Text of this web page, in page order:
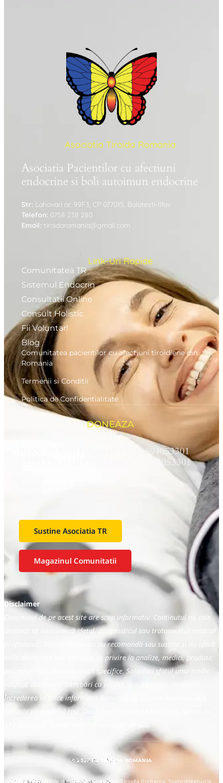
Asociatia Tiroida Romania
Asociatia Pacientilor cu afectiuni
endocrine si boli autoimun endocrine
Str: Lahovari nr. 99F3, CP 077015, Balotesti-Ilfov
Telefon: 0758 238 280
Email: tiroidaromania@gmail.com
Link-Uri Rapide
Comunitatea TR
Sistemul Endocrin
Consultatii Online
Consult Holistic
Fii Voluntar!
Blog
Comunitatea pacientilor cu afectiuni tiroidiene din
Romania
Termenii si Conditii
Politica de Confidentialitate
DONEAZA
RON RO95BTRLRONCRT0594053301
EURO RO45BTRLEURCRT0594053301
Sustine Asociatia TR
Magazinul Comunitatii
Disclaimer
Conținutul de pe acest site are scop informativ. Conținutul nu este
destinat să înlocuiască sfatul, diagnosticul sau tratamentul medical
profesional. Tiroida Romania nu recomandă sau susține și nu oferă
nicio declarație sau garanție cu privire la analize, medici, produse,
proceduri sau alte informații specifice. Solicitați sfatul unui medic
calificat dacă aveți întrebări cu privire la o afecțiune medicală.
Încrederea în orice informație furnizată de Tiroida Romania este
exclusiv pe propriul risc. Dacă aveți o urgență medicală, sunați la
© 2025 by TIROIDA ROMANIA
Toate informațiile din acest site aparțin Tiroida Romania. Toate drepturile